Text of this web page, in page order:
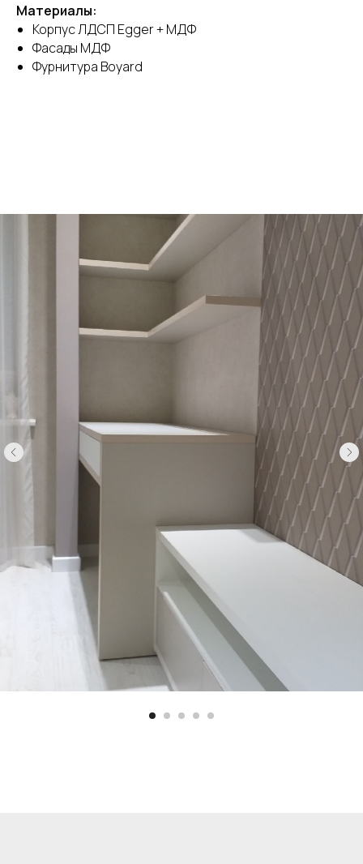
Материалы:
Корпус ЛДСП Egger + МДФ
Фасады МДФ
Фурнитура Boyard